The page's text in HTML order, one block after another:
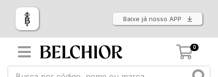
Baixe já nosso APP
0